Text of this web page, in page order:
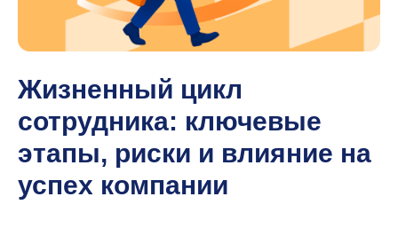
Жизненный цикл
сотрудника: ключевые
этапы, риски и влияние на
успех компании